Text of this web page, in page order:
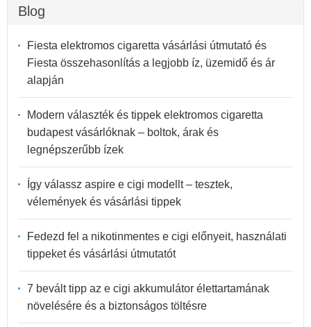
Blog
Fiesta elektromos cigaretta vásárlási útmutató és
Fiesta összehasonlítás a legjobb íz, üzemidő és ár
alapján
Modern választék és tippek elektromos cigaretta
budapest vásárlóknak – boltok, árak és
legnépszerűbb ízek
Így válassz aspire e cigi modellt – tesztek,
vélemények és vásárlási tippek
Fedezd fel a nikotinmentes e cigi előnyeit, használati
tippeket és vásárlási útmutatót
7 bevált tipp az e cigi akkumulátor élettartamának
növelésére és a biztonságos töltésre